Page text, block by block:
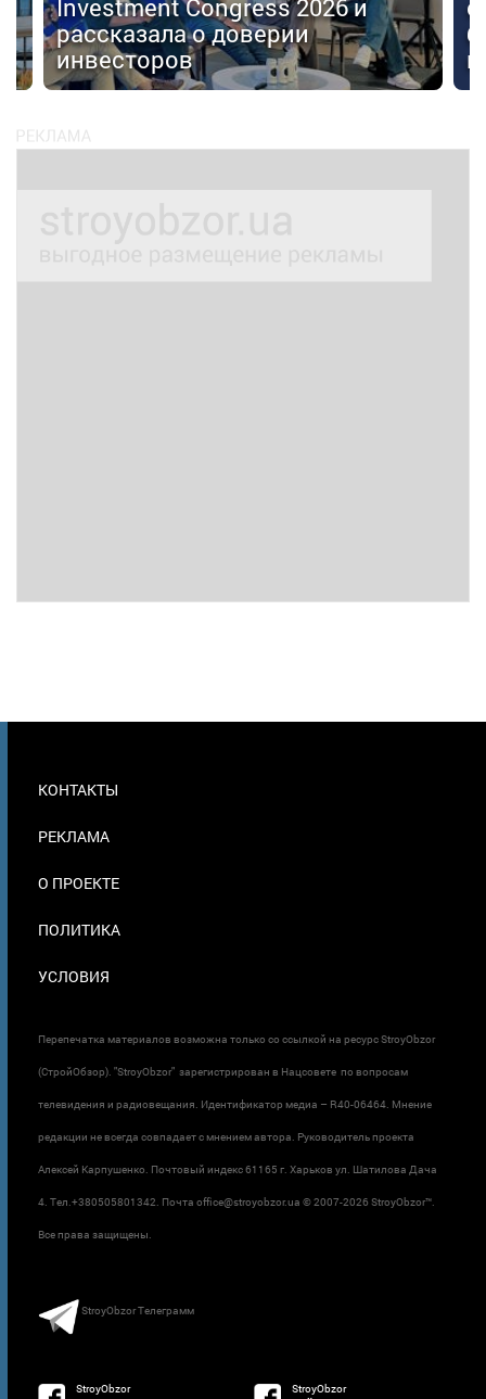
Investment Congress 2026 и
рассказала о доверии
инвесторов
В
КОНТАКТЫ
РЕКЛАМА
О ПРОЕКТЕ
ПОЛИТИКА
УСЛОВИЯ
Перепечатка материалов возможна только со ссылкой на ресурс StroyObzor
(СтройОбзор). "StroyObzor" зарегистрирован в Нацсовете по вопросам
телевидения и радиовещания. Идентификатор медиа – R40-06464. Мнение
редакции не всегда совпадает с мнением автора. Руководитель проекта
Алексей Карпушенко. Почтовый индекс 61165 г. Харьков ул. Шатилова Дача
4. Тел.+380505801342. Почта office@stroyobzor.ua © 2007-2026 StroyObzor™.
Все права защищены.
StroyObzor Телеграмм
StroyObzor StroyObzor